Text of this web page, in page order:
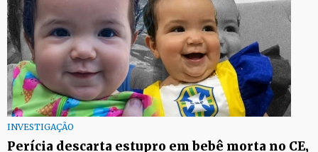
INVESTIGAÇÃO
Perícia descarta estupro em bebê morta no CE,